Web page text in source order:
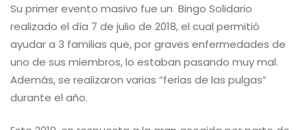
Su primer evento masivo fue un Bingo Solidario
realizado el día 7 de julio de 2018, el cual permitió
ayudar a 3 familias que, por graves enfermedades de
uno de sus miembros, lo estaban pasando muy mal.
Además, se realizaron varias “ferias de las pulgas”
durante el año.